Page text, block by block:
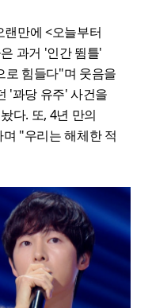
만에 <오늘부터
과거 '인간 뜀틀'
로 힘들다"며 웃음을
'꽈당 유주' 사건을
다. 또, 4년 만의
"우리는 해체한 적